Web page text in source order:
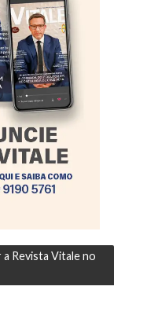
Revista Vitale no